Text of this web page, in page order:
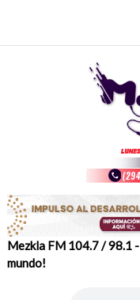
content
Mezkla FM 104.7 / 98.1
mundo!